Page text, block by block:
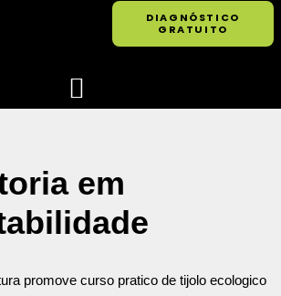
DIAGNÓSTICO
GRATUITO
em